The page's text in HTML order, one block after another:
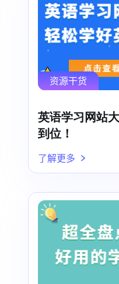
资源干货
英语学习网站
到位！
了解更多